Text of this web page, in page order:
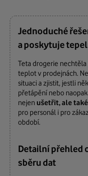
Jednoduché
a poskytuje
Teta drogerie
teplot v prodejnách.
situaci a zjistit, jestli
přetápění nebo
nejen ušetřit, ale
pro personál i pro
období.
Detailní přehled
sběru dat